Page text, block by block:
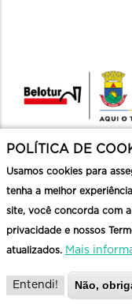
@ Copyright
POLÍTICA DE
Usamos cookies para
tenha a melhor
site, você concorda com
privacidade e nossos
atualizados. Mais
Entendi! Não,